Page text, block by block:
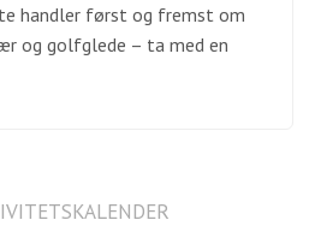
handler først og fremst om
og golfglede – ta med en